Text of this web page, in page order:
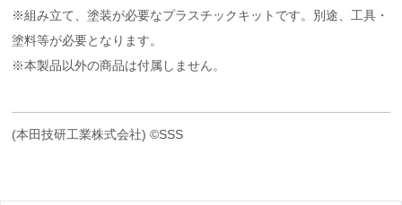
※組み立て、塗装が必要なプラスチックキットです。別途、工具・
塗料等が必要となります。
※本製品以外の商品は付属しません。
(本田技研工業株式会社) ©SSS